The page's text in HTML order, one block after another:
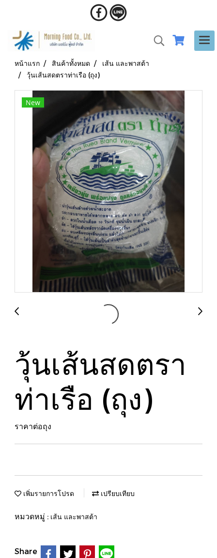
หน้าแรก สินค้าทั้งหมด
เส้น และพาสต้า
วุ้นเส้นสดตราท่าเรือ (ถุง)
New
วุ้นเส้นสดตรา
ท่าเรือ (ถุง)
ราคาต่อถุง
เพิ่มรายการโปรด เปรียบเทียบ
หมวดหมู่ : เส้น และพาสต้า
Share